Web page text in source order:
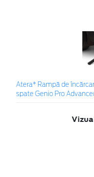
Atera* Rampă de
spate Genio Pro